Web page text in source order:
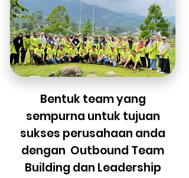
Bentuk team yang
sempurna untuk tujuan
sukses perusahaan anda
dengan Outbound Team
Building dan Leadership